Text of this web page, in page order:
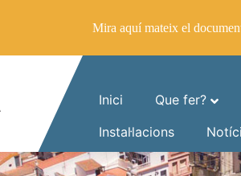
Inici
Que fer?
Instal·lacions
Mira aquí mateix el